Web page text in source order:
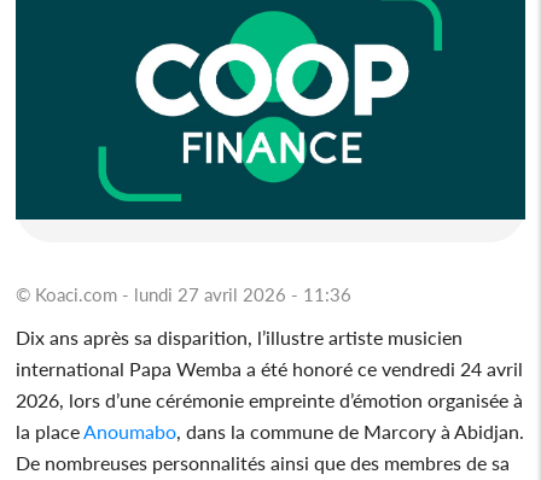
© Koaci.com - lundi 27 avril 2026 - 11:36
Dix ans après sa disparition, l’illustre artiste musicien
international Papa Wemba a été honoré ce vendredi 24 avril
2026, lors d’une cérémonie empreinte d’émotion organisée à
la place Anoumabo , dans la commune de Marcory à Abidjan.
De nombreuses personnalités ainsi que des membres de sa